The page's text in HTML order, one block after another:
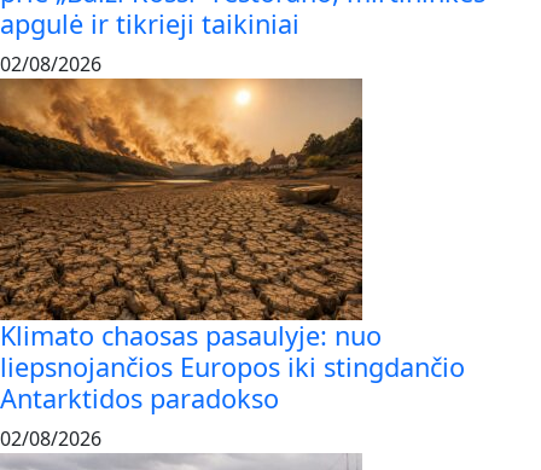
apgulė ir tikrieji taikiniai
02/08/2026
Klimato chaosas pasaulyje: nuo
liepsnojančios Europos iki stingdančio
Antarktidos paradokso
02/08/2026